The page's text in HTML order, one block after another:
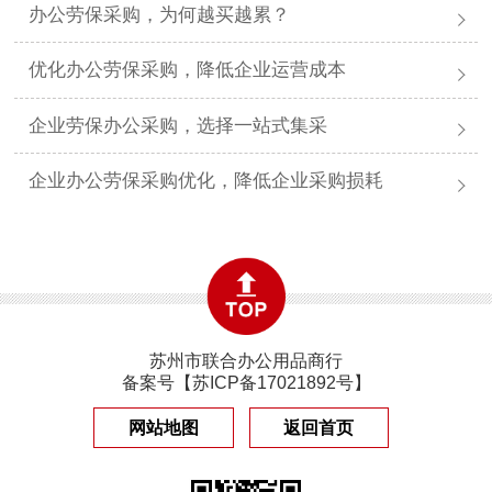
办公劳保采购，为何越买越累？
优化办公劳保采购，降低企业运营成本
企业劳保办公采购，选择一站式集采
企业办公劳保采购优化，降低企业采购损耗
苏州市联合办公用品商行
备案号【苏ICP备17021892号】
网站地图 返回首页